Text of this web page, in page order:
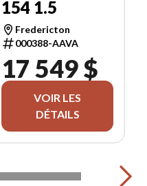
154 1.5
Fredericton
000388-AAVA
17 549 $
VOIR LES
DÉTAILS